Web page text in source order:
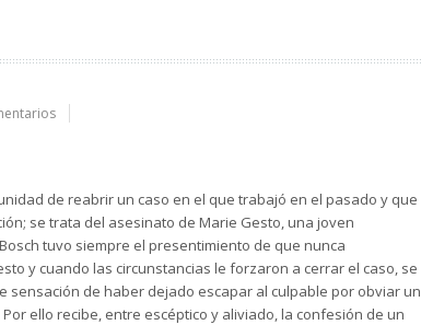
de reabrir un caso en el que trabajó en el pasado y que
se trata del asesinato de Marie Gesto, una joven
tuvo siempre el presentimiento de que nunca
y cuando las circunstancias le forzaron a cerrar el caso, se
sensación de haber dejado escapar al culpable por obviar un
ello recibe, entre escéptico y aliviado, la confesión de un